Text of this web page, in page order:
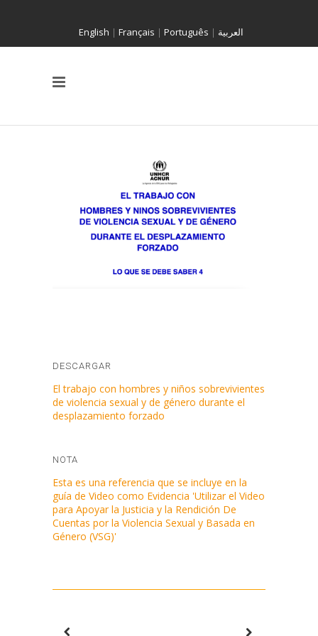
English | Français | Português | العربية
DESCARGAR
El trabajo con hombres y niños sobrevivientes
de violencia sexual y de género durante el
desplazamiento forzado
NOTA
Esta es una referencia que se incluye en la
guía de Video como Evidencia 'Utilizar el Video
para Apoyar la Justicia y la Rendición De
Cuentas por la Violencia Sexual y Basada en
Género (VSG)'